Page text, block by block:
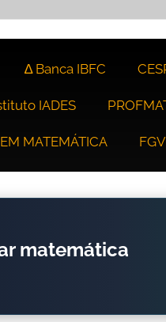
∆ Banca IBFC
IADES
MATEMÁTICA
matemática